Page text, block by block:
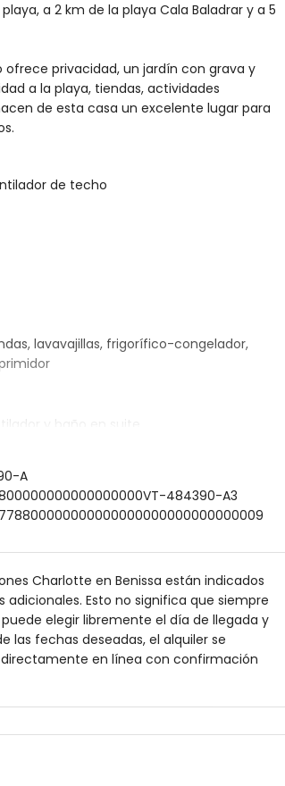
a 2 km de la playa Cala Baladrar y a 5
ofrece privacidad, un jardín con grava y
a la playa, tiendas, actividades
de esta casa un excelente lugar para
de techo
lavavajillas, frigorífico-congelador,
y baño en suite
profundidad
de 2 kilómetros de la casa)
de la casa)
A
484390-A3
Charlotte en Benissa están indicados
Esto no significa que siempre
elegir libremente el día de llegada y
las fechas deseadas, el alquiler se
en línea con confirmación